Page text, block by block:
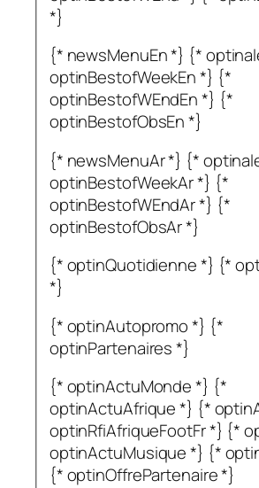
*}
{* newsMenuEn *} {*
optinBestofWeekEn *} {*
optinBestofWEndEn *} {*
optinBestofObsEn *}
{* newsMenuAr *} {*
optinBestofWeekAr *} {*
optinBestofWEndAr *} {*
optinBestofObsAr *}
{* optinQuotidienne *} {*
*}
{* optinAutopromo *} {*
optinPartenaires *}
{* optinActuMonde *} {*
optinActuAfrique *} {*
optinRfiAfriqueFootFr *} {*
optinActuMusique *} {*
{* optinOffrePartenaire *}